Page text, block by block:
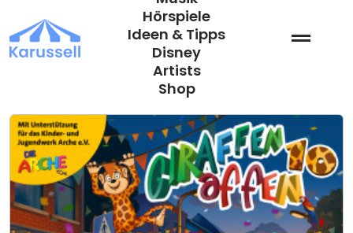
Inhalt
springen
Hörspiele
Ideen & Tipps
Disney
Artists
Shop